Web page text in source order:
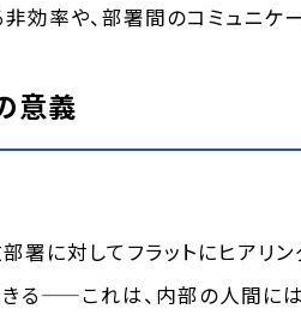
率や、部署間のコミュニケ
意義
に対してフラットにヒアリン
る——これは、内部の人間には